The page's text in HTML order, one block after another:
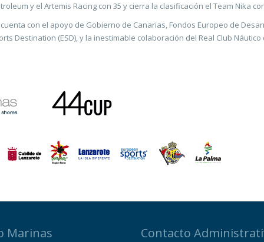
y el Artemis Racing con 35 y cierra la clasificación el Team Nika
con el apoyo de Gobierno de Canarias, Fondos Europeo de
Destination (ESD), y la inestimable colaboración del Real Club
Marinas Contacto